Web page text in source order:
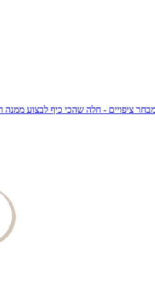
ציפויים - חלה שהכי כיף לבצוע ממנה